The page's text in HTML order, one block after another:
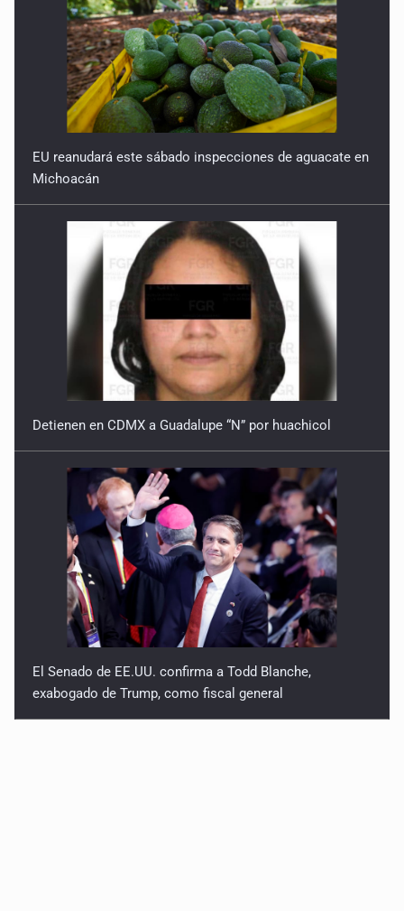
EU reanudará este sábado inspecciones de aguacate en
Michoacán
Detienen en CDMX a Guadalupe “N” por huachicol
El Senado de EE.UU. confirma a Todd Blanche,
exabogado de Trump, como fiscal general